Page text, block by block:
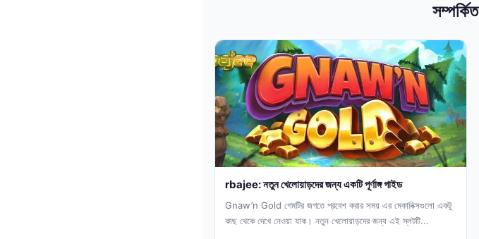
rbajee: নতুন খেলোয়াড়দের জন্য একটি পূর্ণাঙ্গ গাইড
Gnaw’n Gold গেমটির জগতে প্রবেশ করার সময় এর মেকানিক্সগুলো একটু
কাছ থেকে দেখে নেওয়া যাক। নতুন খেলোয়াড়দের জন্য এই স্লটটি...